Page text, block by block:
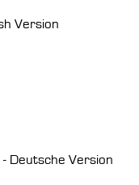
Version
Deutsche Version